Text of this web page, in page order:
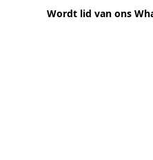
Wordt lid van ons